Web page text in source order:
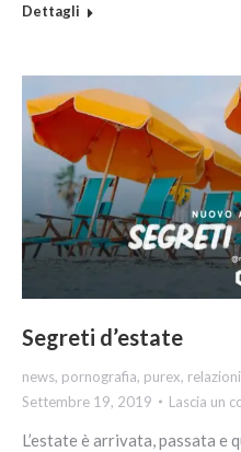
Dettagli
Segreti d’estate
news, pornografia, purex, relazioni
Settembre 19, 2019
Lascia un
L’estate è arrivata, passata e